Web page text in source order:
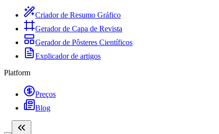
Criador de Resumo Gráfico
Gerador de Capa de Revista
Gerador de Pôsteres Científicos
Explicador de artigos
Platform
Preços
Blog